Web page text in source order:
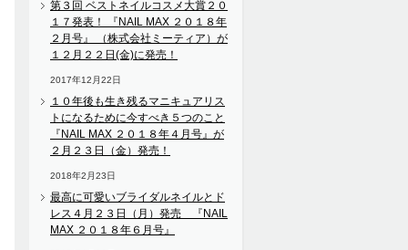
第３回 ベストネイルコスメ大賞２０
１７発表！ 『NAIL MAX ２０１８年
２月号』 （株式会社ミーティア）が
１２月２２日(金)に発売！
2017年12月22日
１０年後も生き残るマニキュアリス
トになるために今すべき５つのこと
『NAIL MAX ２０１８年４月号』が
２月２３日（金）発売！
2018年2月23日
最高に可愛いブライダルネイルとド
レス４月２３日（月）発売 『NAIL
MAX ２０１８年６月号』